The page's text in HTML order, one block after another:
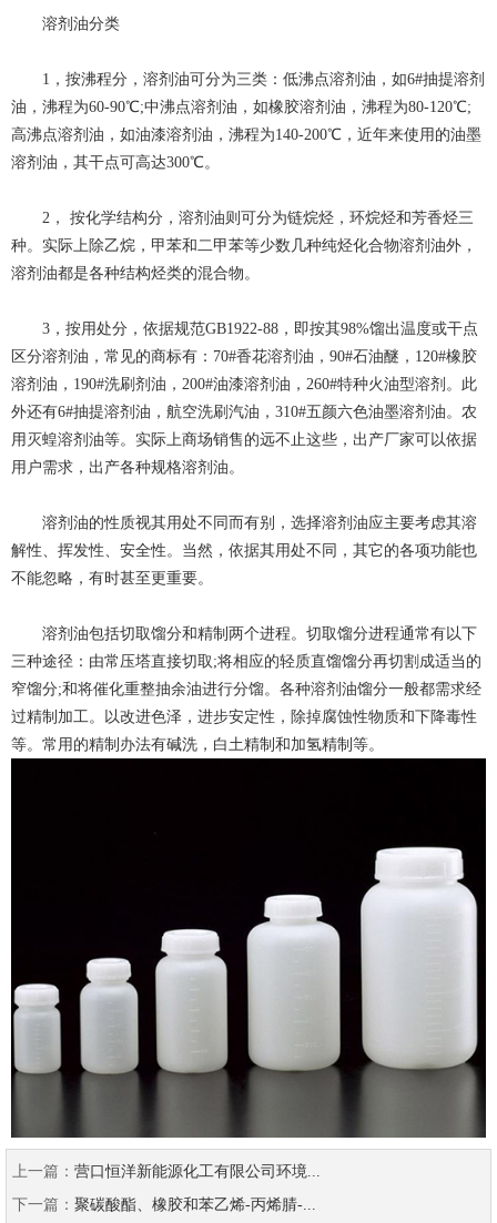
溶剂油分类
1，按沸程分，溶剂油可分为三类：低沸点溶剂油，如6#抽提溶剂
油，沸程为60-90℃;中沸点溶剂油，如橡胶溶剂油，沸程为80-120℃;
高沸点溶剂油，如油漆溶剂油，沸程为140-200℃，近年来使用的油墨
溶剂油，其干点可高达300℃。
2， 按化学结构分，溶剂油则可分为链烷烃，环烷烃和芳香烃三
种。实际上除乙烷，甲苯和二甲苯等少数几种纯烃化合物溶剂油外，
溶剂油都是各种结构烃类的混合物。
3，按用处分，依据规范GB1922-88，即按其98%馏出温度或干点
区分溶剂油，常见的商标有：70#香花溶剂油，90#石油醚，120#橡胶
溶剂油，190#洗刷剂油，200#油漆溶剂油，260#特种火油型溶剂。此
外还有6#抽提溶剂油，航空洗刷汽油，310#五颜六色油墨溶剂油。农
用灭蝗溶剂油等。实际上商场销售的远不止这些，出产厂家可以依据
用户需求，出产各种规格溶剂油。
溶剂油的性质视其用处不同而有别，选择溶剂油应主要考虑其溶
解性、挥发性、安全性。当然，依据其用处不同，其它的各项功能也
不能忽略，有时甚至更重要。
溶剂油包括切取馏分和精制两个进程。切取馏分进程通常有以下
三种途径：由常压塔直接切取;将相应的轻质直馏馏分再切割成适当的
窄馏分;和将催化重整抽余油进行分馏。各种溶剂油馏分一般都需求经
过精制加工。以改进色泽，进步安定性，除掉腐蚀性物质和下降毒性
等。常用的精制办法有碱洗，白土精制和加氢精制等。
上一篇： 营口恒洋新能源化工有限公司环境...
下一篇： 聚碳酸酯、橡胶和苯乙烯-丙烯腈-...